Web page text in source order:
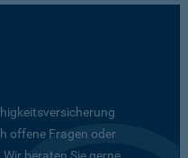
offene Fragen oder